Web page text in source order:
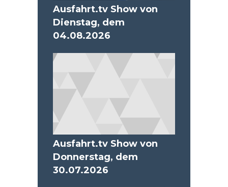
Ausfahrt.tv Show von
Dienstag, dem
04.08.2026
Ausfahrt.tv Show von
Donnerstag, dem
30.07.2026